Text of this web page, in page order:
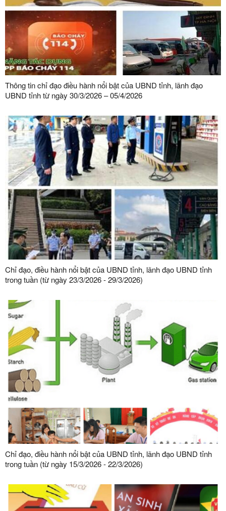
Thông tin chỉ đạo điều hành nổi bật của UBND tỉnh, lãnh đạo
UBND tỉnh từ ngày 30/3/2026 – 05/4/2026
Chỉ đạo, điều hành nổi bật của UBND tỉnh, lãnh đạo UBND tỉnh
trong tuần (từ ngày 23/3/2026 - 29/3/2026)
Chỉ đạo, điều hành nổi bật của UBND tỉnh, lãnh đạo UBND tỉnh
trong tuần (từ ngày 15/3/2026 - 22/3/2026)